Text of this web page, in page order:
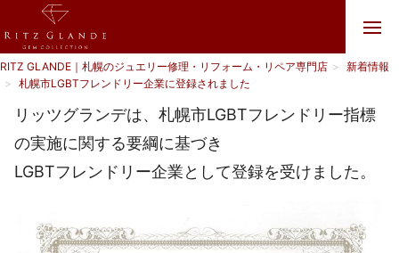
RITZ GLANDE｜札幌のジュエリー修理・リフォーム・リペア専門店
新着情報
札幌市LGBTフレンドリー企業に登録されました
リッツグランデは、札幌市LGBTフレンドリー指標
の実施に関する要綱に基づき
LGBTフレンドリー企業として登録を受けました。